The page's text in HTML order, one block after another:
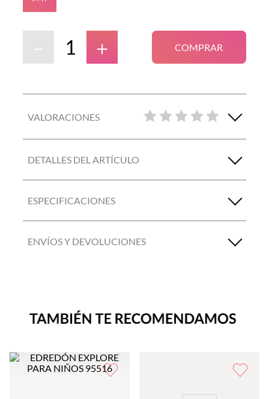
＋
－ COMPRAR
VALORACIONES
DETALLES DEL ARTÍCULO
ESPECIFICACIONES
ENVÍOS Y DEVOLUCIONES